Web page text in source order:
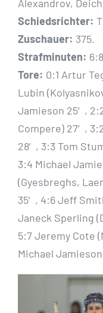
Alexandrov,
Schiedsrichter:
Zuschauer: 375.
Strafminuten:
Tore: 0:1 Artur
Lubin
Jamieson 25′,
Compere) 27′,
28′, 3:3 Tom
3:4 Michael
(Gyesbreghs,
35′, 4:6 Jeff
Janeck Sperling
5:7 Jeremy Cote
Michael